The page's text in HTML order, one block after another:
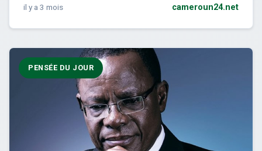
il y a 3 mois cameroun24.net
PENSÉE DU JOUR